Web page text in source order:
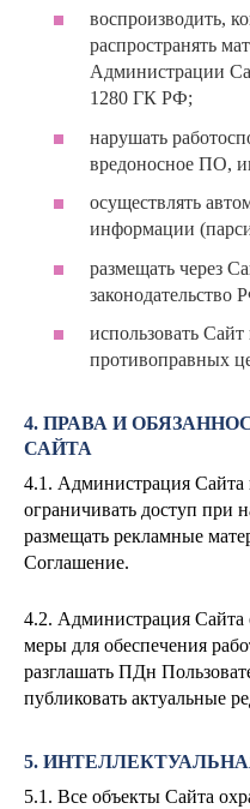
воспроизводить,
распространять
Администрации
1280 ГК РФ;
нарушать
вредоносное ПО,
осуществлять
информации
размещать через
законодательство
использовать
противоправных
4. ПРАВА И
САЙТА
4.1. Администрация Сайта
ограничивать доступ при
размещать рекламные
Соглашение.
4.2. Администрация Сайта
меры для обеспечения
разглашать ПДн
публиковать актуальные
5.
5.1. Все объекты Сайта